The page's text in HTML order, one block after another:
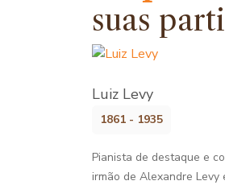
suas
Luiz Levy
1861 - 1935
Pianista de destaque e
irmão de Alexandre Levy